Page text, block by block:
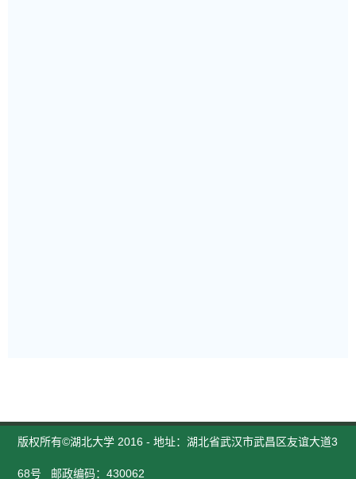
版权所有©湖北大学 2016 - 地址：湖北省武汉市武昌区友谊大道3
68号 邮政编码：430062